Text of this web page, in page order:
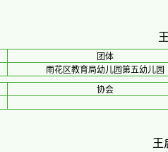
团体
雨花区教育局幼儿园第五幼儿园
协会
王